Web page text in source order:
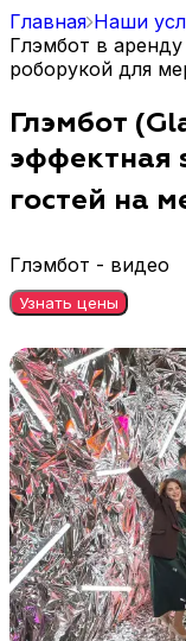
Главная Наши
Глэмбот в
роборукой для
Глэмбот
эффектная
гостей на
Глэмбот - видео
Узнать цены